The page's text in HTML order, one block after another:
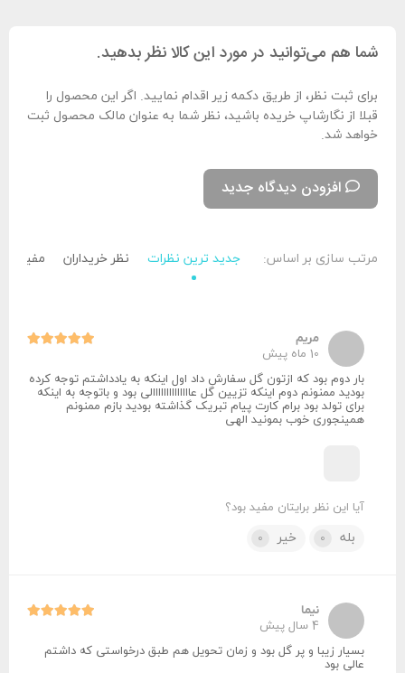
شما هم می‌توانید در مورد این کالا نظر بدهید.
برای ثبت نظر، از طریق دکمه زیر اقدام نمایید. اگر این محصول را
قبلا از نگارشاپ خریده باشید، نظر شما به عنوان مالک محصول ثبت
خواهد شد.
افزودن دیدگاه جدید
مرتب سازی بر اساس: جدید ترین نظرات نظر خریداران مفید
مریم
10 ماه پیش
بار دوم بود که ازتون گل سفارش داد اول اینکه به یادداشتم توجه کرده
بودید ممنونم دوم اینکه تزیین گل عاااااااااااااالی بود و باتوجه به اینکه
برای تولد بود برام کارت پیام تبریک گذاشته بودید بازم ممنونم
همینجوری خوب بمونید الهی
آیا این نظر برایتان مفید بود؟
بله 0 خیر 0
نیما
4 سال پیش
بسیار زیبا و پر گل بود و زمان تحویل هم طبق درخواستی که داشتم
عالی بود